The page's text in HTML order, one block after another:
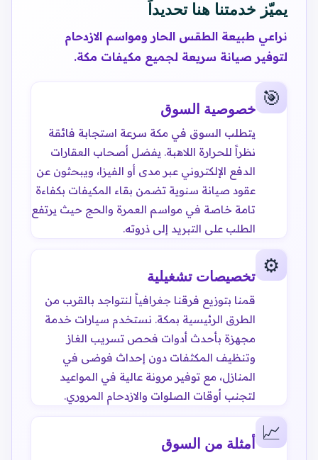
يميّز خدمتنا هنا تحديداً
نراعي طبيعة الطقس الحار ومواسم الازدحام
لتوفير صيانة سريعة لجميع مكيفات مكة.
🎯 خصوصية السوق
يتطلب السوق في مكة سرعة استجابة فائقة
نظراً للحرارة اللاهبة. يفضل أصحاب العقارات
الدفع الإلكتروني عبر مدى أو الفيزا، ويبحثون عن
عقود صيانة سنوية تضمن بقاء المكيفات بكفاءة
تامة خاصة في مواسم العمرة والحج حيث يرتفع
الطلب على التبريد إلى ذروته.
⚙️ تخصيصات تشغيلية
قمنا بتوزيع فرقنا جغرافياً لنتواجد بالقرب من
الطرق الرئيسية بمكة. نستخدم سيارات خدمة
مجهزة بأحدث أدوات فحص تسريب الغاز
وتنظيف المكثفات دون إحداث فوضى في
المنازل، مع توفير مرونة عالية في المواعيد
لتجنب أوقات الصلوات والازدحام المروري.
📈 أمثلة من السوق